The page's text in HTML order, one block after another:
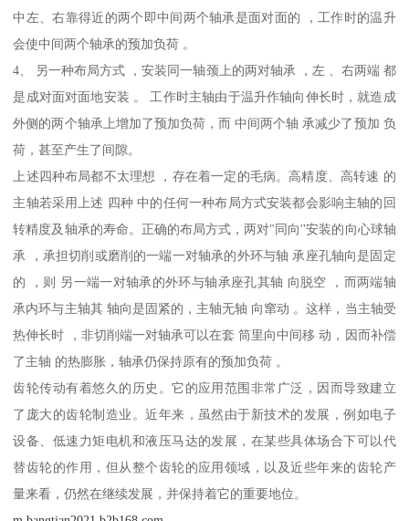
中左、右靠得近的两个即中间两个轴承是面对面的 ，工作时的温升
会使中间两个轴承的预加负荷 。
4、 另一种布局方式 ，安装同一轴颈上的两对轴承 ，左 、右两端 都
是成对面对面地安装 。 工作时主轴由于温升作轴向伸长时，就造成
外侧的两个轴承上增加了预加负荷，而 中间两个轴 承减少了预加 负
荷，甚至产生了间隙。
上述四种布局都不太理想 ，存在着一定的毛病。高精度、高转速 的
主轴若采用上述 四种 中的任何一种布局方式安装都会影响主轴的回
转精度及轴承的寿命。正确的布局方式，两对"同向''安装的向心球轴
承 ，承担切削或磨削的一端一对轴承的外环与轴 承座孔轴向是固定
的 ，则 另一端一对轴承的外环与轴承座孔其轴 向脱空 ，而两端轴
承内环与主轴其 轴向是固紧的，主轴无轴 向窜动 。这样，当主轴受
热伸长时 ，非切削端一对轴承可以在套 筒里向中间移 动，因而补偿
了主轴 的热膨胀，轴承仍保持原有的预加负荷 。
齿轮传动有着悠久的历史。它的应用范围非常广泛，因而导致建立
了庞大的齿轮制造业。近年来，虽然由于新技术的发展，例如电子
设备、低速力矩电机和液压马达的发展，在某些具体场合下可以代
替齿轮的作用，但从整个齿轮的应用领域，以及近些年来的齿轮产
量来看，仍然在继续发展，并保持着它的重要地位。